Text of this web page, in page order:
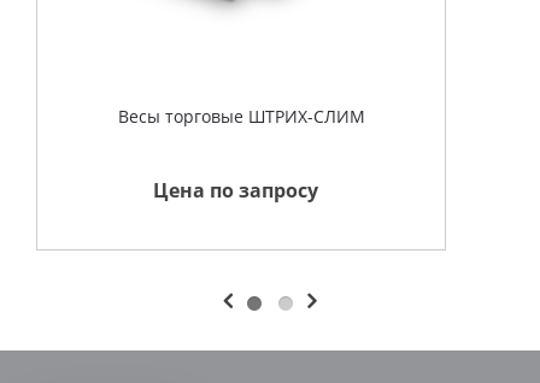
Весы торговые ШТРИХ-СЛИМ
Цена по запросу